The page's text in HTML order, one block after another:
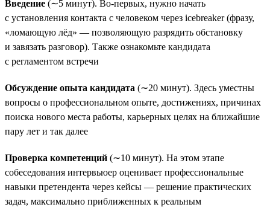
Введение (∼5 минут). Во-первых, нужно начать
с установления контакта с человеком через icebreaker (фразу,
«ломающую лёд» — позволяющую разрядить обстановку
и завязать разговор). Также ознакомьте кандидата
с регламентом встречи
Обсуждение опыта кандидата (∼20 минут). Здесь уместны
вопросы о профессиональном опыте, достижениях, причинах
поиска нового места работы, карьерных целях на ближайшие
пару лет и так далее
Проверка компетенций (∼10 минут). На этом этапе
собеседования интервьюер оценивает профессиональные
навыки претендента через кейсы — решение практических
задач, максимально приближенных к реальным